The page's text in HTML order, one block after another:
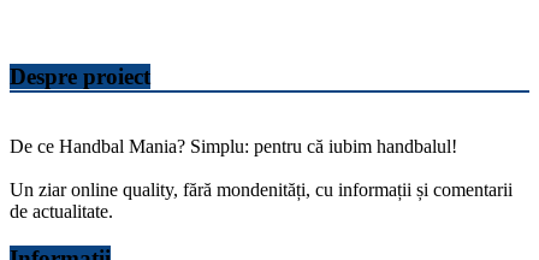
Despre proiect
De ce Handbal Mania? Simplu: pentru că iubim handbalul!
Un ziar online quality, fără mondenități, cu informații și comentarii
de actualitate.